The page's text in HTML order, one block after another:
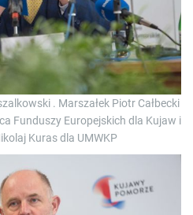
. Marszałek Piotr Całbecki
Funduszy Europejskich dla Kujaw i
Kuras dla UMWKP